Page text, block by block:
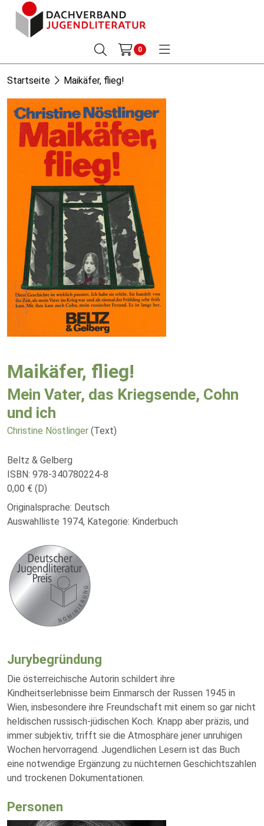
0
Startseite Maikäfer, flieg!
Maikäfer, flieg!
Mein Vater, das Kriegsende, Cohn
und ich
Christine Nöstlinger (Text)
Beltz & Gelberg
ISBN: 978-340780224-8
0,00 € (D)
Originalsprache: Deutsch
Auswahlliste 1974, Kategorie: Kinderbuch
Jurybegründung
Die österreichische Autorin schildert ihre
Kindheitserlebnisse beim Einmarsch der Russen 1945 in
Wien, insbesondere ihre Freundschaft mit einem so gar nicht
heldischen russisch-jüdischen Koch. Knapp aber präzis, und
immer subjektiv, trifft sie die Atmosphäre jener unruhigen
Wochen hervorragend. Jugendlichen Lesern ist das Buch
eine notwendige Ergänzung zu nüchternen Geschichtszahlen
und trockenen Dokumentationen.
Personen